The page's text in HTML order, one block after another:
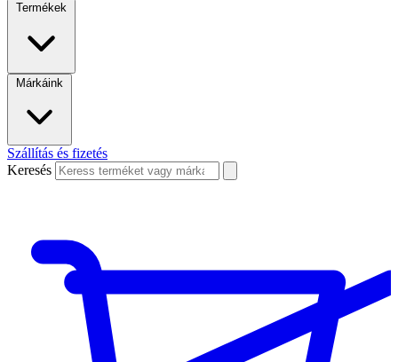
Termékek
Márkáink
Szállítás és fizetés
Keresés